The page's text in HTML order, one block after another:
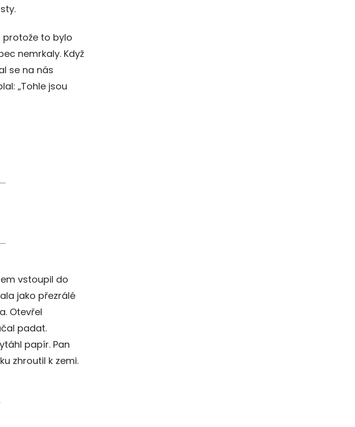
protože to bylo
nemrkaly. Když
se na nás
„Tohle jsou
vstoupil do
jako přezrálé
Otevřel
padat.
papír. Pan
zhroutil k zemi.